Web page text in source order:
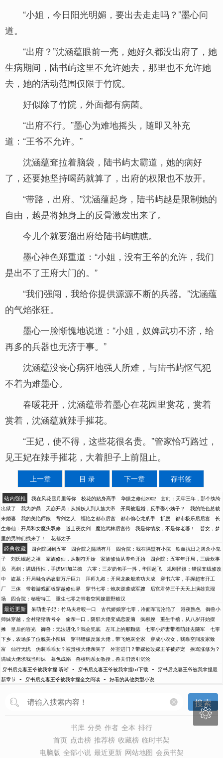
“小姐，今日阳光明媚，要出去走走吗？”墨心问
道。
“出府？”沈涵蕴眼前一亮，她好久都没出府了，她
生病期间，陆书屿这里不允许她去，那里也不允许她
去，她的活动范围仅限于竹院。
好似除了竹院，外面都有病菌。
“出府不行。”墨心为难地摇头，随即又补充
道：“王爷不允许。”
沈涵蕴耷拉着脑袋，陆书屿太霸道，她的病好
了，还要她坚持喝药就算了，出府的权限也不放开。
“带路，出府。”沈涵蕴起身，陆书屿越是限制她的
自由，越是将她身上的反骨激发出来了。
今儿个就要溜出府给陆书屿瞧瞧。
墨心神色郑重道：“小姐，没有王爷的允许，我们
是出不了王府大门的。”
“我们强闯，我给你提供源源不断的兵器。”沈涵蕴
的气焰张狂。
墨心一脸惭愧地说道：“小姐，奴婢武功不济，给
再多的兵器也无济于事。”
沈涵蕴没丧心病狂地强人所难，与陆书屿怄气犯
不着为难墨心。
春暖花开，沈涵蕴带着墨心在花园里赏花，赏着
赏着，沈涵蕴就辣手摧花。
“王妃，使不得，这些花很名贵。”管家恰巧路过，
见王妃在辣手摧花，大着胆子上前阻止。
上一章 目 录 下一章 存书签
站内强推 我在风花雪月里等你 校花的贴身高手 华娱之修仙2002
玄幻：天牢三年，那个纨绔
出狱了
我为炉鼎 天崩开局：从捕妖人到人族大帝 开局被退婚，反手娶小姨子？
我的绝色总裁
未婚妻
我的美艳师娘 背剑之人 福艳之都市后宫 都市偷心龙爪手 折腰 都市极乐后后宫
长
生修仙：开局和女魔头双修
道士夜仗剑 魔艳武林后宫传 我是你情敌，不是你老婆！
普女，梦
里的男神们找来了！
花都太子
经典收藏 四合院回到五零 四合院之隔墙有耳 四合院：我在隔壁有小院
铁血抗日之屠杀小鬼
子
刘氏崛起之祖 家族修仙，从制符开始 家族修仙从养鱼开始
四合院：五零年开局，三级炊事
员
亮剑：满级悟性，手搓M1加兰德 六零：三岁奶包手一抖，华国起飞
规则怪谈：错误支线修改
中
盗墓：开局融合蚂蚁获万斤巨力 拜师九叔：开局龙象般若功大成
穿书六零，手握超市开工
厂
三体 带着游戏面板穿越修仙界 穿书七零：炮灰逆袭成军嫂
后宫君侍三千天天上演雄竞现
场
四合院：秘密特工 重生七零之带着空间嫁最野糙汉
最近更新 呆萌世子妃：竹马夫君咬一口 古代娇娘穿七零，冷面军官沦陷了 港夜熟色
御兽小
师妹穿越，全村猪猪听号令
偷亲一口，阴郁大佬变成恋爱脑 疯柳腰
重生千禧，从八岁开始摆
摊
皇后的容光 御兽：无法进化？我会兜底 左耳上的那颗痣 七零小娇妻带着萌娃去随军
七零
下乡，农场多了位貌美小辣椒
穿书错嫁反派大佬，带飞炮灰全家
穿成小农女，我靠空间发家致
富
仙行无忧 伪装乖乖女？被贵校大佬亲哭了 外室进门？带嫁妆改嫁王爷被娇宠
挨骂涨修为？
满城大佬求我当师妹
暮色成溺
兽校钓系女教授，兽夫们诱引沉沦
穿书后克妻王爷被我拿捏 听晰 - 穿书后克妻王爷被我拿捏txt下载 -
穿书后克妻王爷被我拿捏最
新章节 - 穿书后克妻王爷被我拿捏全文阅读 - 好看的其他类型小说
搜索
书库 分类 作者 全本 排行
首页 点击榜 推荐榜 收藏榜 临时书架
电脑版 全部小说 最近更新 网站地图 会员书架
